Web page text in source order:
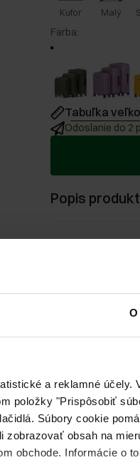
O
a reklamné účely.
položky "Prispôsobiť
Súbory cookie
obsah na
obchode. Informácie o
Kufor Malý
Farba:
Tabuľka
Odoslanie do 2
Popis
Detaily
Zloženie a
Recenzie